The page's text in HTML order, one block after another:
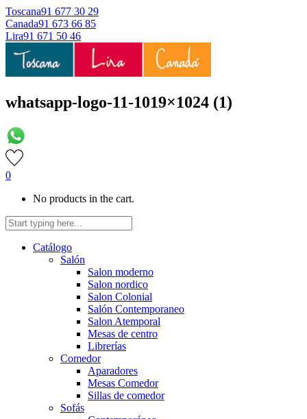
Toscana91 677 30 29
Canada91 673 66 85
Lira91 671 50 46
whatsapp-logo-11-1019×1024 (1)
0
No products in the cart.
Catálogo
Salón
Salon moderno
Salon nordico
Salon Colonial
Salón Contemporaneo
Salon Atemporal
Mesas de centro
Librerías
Comedor
Aparadores
Mesas Comedor
Sillas de comedor
Sofás